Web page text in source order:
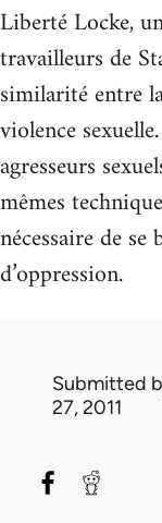
Liberté Locke,
travailleurs de
similarité entre
violence
agresseurs
mêmes
nécessaire de
d’oppression.
Submitted
27, 2011